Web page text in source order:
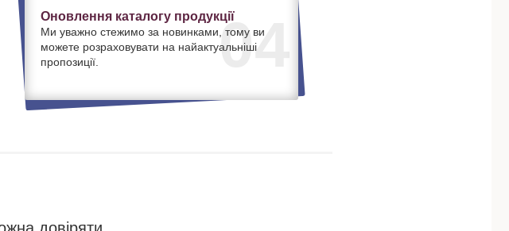
04
Оновлення каталогу продукції
Ми уважно стежимо за новинками, тому ви
можете розраховувати на найактуальніші
пропозиції.